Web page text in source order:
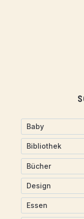
Baby
Bibliothek
Bücher
Design
Essen